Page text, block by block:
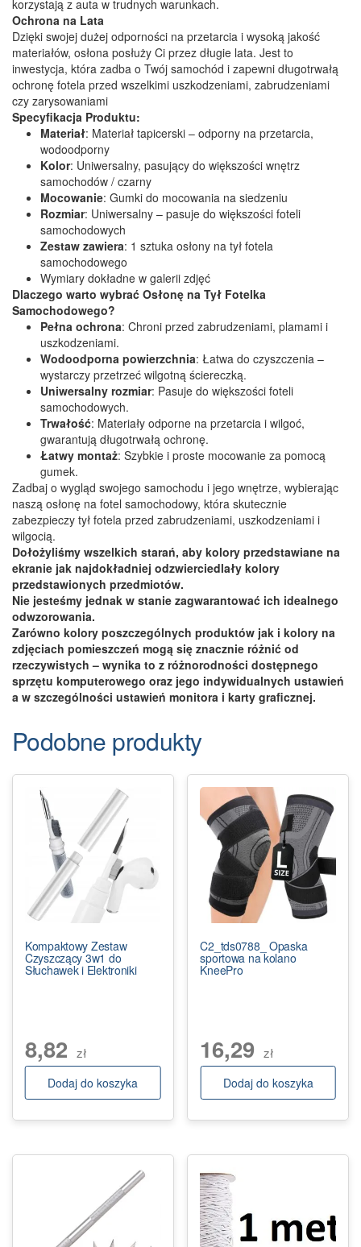
korzystają z auta w trudnych warunkach.
Ochrona na Lata
Dzięki swojej dużej odporności na przetarcia i wysoką jakość
materiałów, osłona posłuży Ci przez długie lata. Jest to
inwestycja, która zadba o Twój samochód i zapewni długotrwałą
ochronę fotela przed wszelkimi uszkodzeniami, zabrudzeniami
czy zarysowaniami
Specyfikacja Produktu:
Materiał: Materiał tapicerski – odporny na przetarcia,
wodoodporny
Kolor: Uniwersalny, pasujący do większości wnętrz
samochodów / czarny
Mocowanie: Gumki do mocowania na siedzeniu
Rozmiar: Uniwersalny – pasuje do większości foteli
samochodowych
Zestaw zawiera: 1 sztuka osłony na tył fotela
samochodowego
Wymiary dokładne w galerii zdjęć
Dlaczego warto wybrać Osłonę na Tył Fotelka
Samochodowego?
Pełna ochrona: Chroni przed zabrudzeniami, plamami i
uszkodzeniami.
Wodoodporna powierzchnia: Łatwa do czyszczenia –
wystarczy przetrzeć wilgotną ściereczką.
Uniwersalny rozmiar: Pasuje do większości foteli
samochodowych.
Trwałość: Materiały odporne na przetarcia i wilgoć,
gwarantują długotrwałą ochronę.
Łatwy montaż: Szybkie i proste mocowanie za pomocą
gumek.
Zadbaj o wygląd swojego samochodu i jego wnętrze, wybierając
naszą osłonę na fotel samochodowy, która skutecznie
zabezpieczy tył fotela przed zabrudzeniami, uszkodzeniami i
wilgocią.
Dołożyliśmy wszelkich starań, aby kolory przedstawiane na
ekranie jak najdokładniej odzwierciedlały kolory
przedstawionych przedmiotów.
Nie jesteśmy jednak w stanie zagwarantować ich idealnego
odwzorowania.
Zarówno kolory poszczególnych produktów jak i kolory na
zdjęciach pomieszczeń mogą się znacznie różnić od
rzeczywistych – wynika to z różnorodności dostępnego
sprzętu komputerowego oraz jego indywidualnych ustawień
a w szczególności ustawień monitora i karty graficznej.
Podobne produkty
Kompaktowy Zestaw
Czyszczący 3w1 do
Słuchawek i Elektroniki
8,82 zł
Dodaj do koszyka
C2_tds0788_ Opaska
sportowa na kolano
KneePro
16,29 zł
Dodaj do koszyka